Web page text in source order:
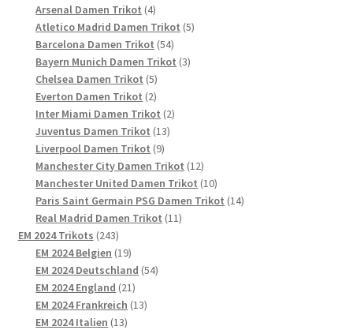
Arsenal Damen Trikot 44
Produkte
Atletico Madrid Damen Trikot 55
Barcelona Damen Trikot 5454
Produkte
Bayern Munich Damen Trikot 33
Chelsea Damen Trikot 55
Produkte
Everton Damen Trikot 22
Produkte
Inter Miami Damen Trikot 22
Juventus Damen Trikot 1313
Liverpool Damen Trikot 99
Produkte
Manchester City Damen Trikot 1212
Produkte
Manchester United Damen Trikot 1010
Produkte
Paris Saint Germain PSG Damen Trikot 1414
Real Madrid Damen Trikot 1111
EM 2024 Trikots 243243
Produkte
EM 2024 Belgien 1919
Produkte
EM 2024 Deutschland 5454
EM 2024 England 2121
Produkte
EM 2024 Frankreich 1313
EM 2024 Italien 1313